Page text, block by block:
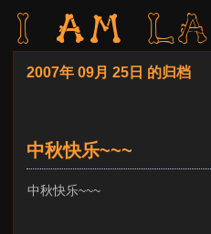
I am
2007年 09月 25日 的归档
中秋快乐~~~
中秋快乐~~~